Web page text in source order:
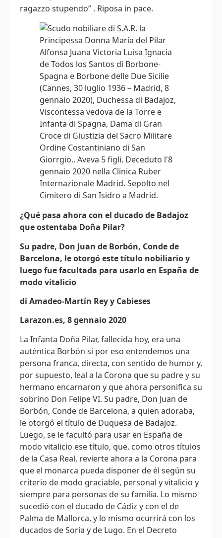
ragazzo stupendo” . Riposa in pace.
¿Qué pasa ahora con el ducado de Badajoz
que ostentaba Doña Pilar?
Su padre, Don Juan de Borbón, Conde de
Barcelona, le otorgó este título nobiliario y
luego fue facultada para usarlo en España de
modo vitalicio
di Amadeo-Martín Rey y Cabieses
Larazon.es, 8 gennaio 2020
La Infanta Doña Pilar, fallecida hoy, era una
auténtica Borbón si por eso entendemos una
persona franca, directa, con sentido de humor y,
por supuesto, leal a la Corona que su padre y su
hermano encarnaron y que ahora personifica su
sobrino Don Felipe VI. Su padre, Don Juan de
Borbón, Conde de Barcelona, a quien adoraba,
le otorgó el título de Duquesa de Badajoz.
Luego, se le facultó para usar en España de
modo vitalicio ese título, que, como otros títulos
de la Casa Real, revierte ahora a la Corona para
que el monarca pueda disponer de él según su
criterio de modo graciable, personal y vitalicio y
siempre para personas de su familia. Lo mismo
sucedió con el ducado de Cádiz y con el de
Palma de Mallorca, y lo mismo ocurrirá con los
ducados de Soria y de Lugo. En el Decreto